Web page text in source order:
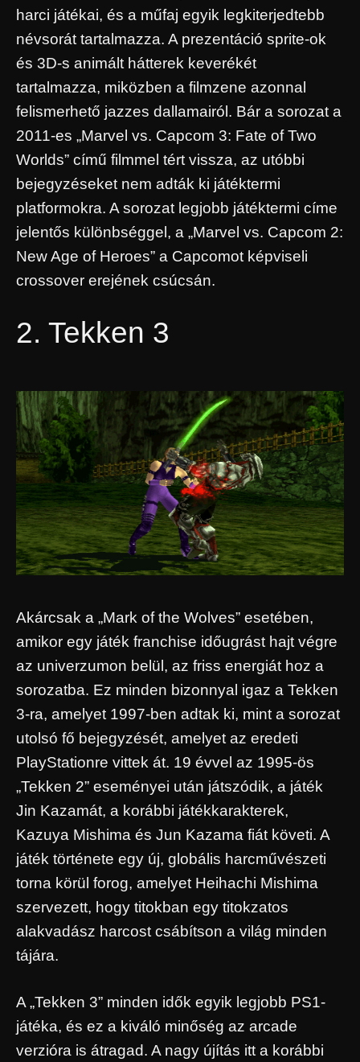
harci játékai, és a műfaj egyik legkiterjedtebb
névsorát tartalmazza. A prezentáció sprite-ok
és 3D-s animált hátterek keverékét
tartalmazza, miközben a filmzene azonnal
felismerhető jazzes dallamairól. Bár a sorozat a
2011-es „Marvel vs. Capcom 3: Fate of Two
Worlds” című filmmel tért vissza, az utóbbi
bejegyzéseket nem adták ki játéktermi
platformokra. A sorozat legjobb játéktermi címe
jelentős különbséggel, a „Marvel vs. Capcom 2:
New Age of Heroes” a Capcomot képviseli
crossover erejének csúcsán.
2. Tekken 3
Akárcsak a „Mark of the Wolves” esetében,
amikor egy játék franchise időugrást hajt végre
az univerzumon belül, az friss energiát hoz a
sorozatba. Ez minden bizonnyal igaz a Tekken
3-ra, amelyet 1997-ben adtak ki, mint a sorozat
utolsó fő bejegyzését, amelyet az eredeti
PlayStationre vittek át. 19 évvel az 1995-ös
„Tekken 2” eseményei után játszódik, a játék
Jin Kazamát, a korábbi játékkarakterek,
Kazuya Mishima és Jun Kazama fiát követi. A
játék története egy új, globális harcművészeti
torna körül forog, amelyet Heihachi Mishima
szervezett, hogy titokban egy titokzatos
alakvadász harcost csábítson a világ minden
tájára.
A „Tekken 3” minden idők egyik legjobb PS1-
játéka, és ez a kiváló minőség az arcade
verzióra is átragad. A nagy újítás itt a korábbi